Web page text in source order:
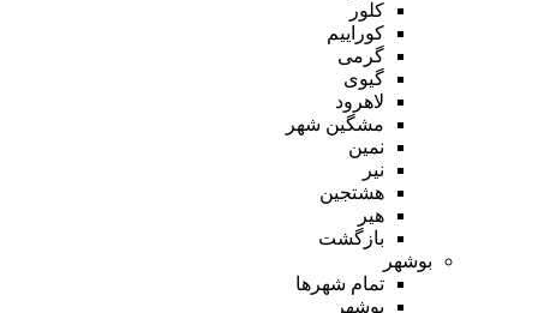
کلور
کوراییم
گرمی
گیوی
لاهرود
مشگین شهر
نمین
نیر
هشتجین
هیر
بازگشت
بوشهر
تمام شهر‌ها
بوشهر